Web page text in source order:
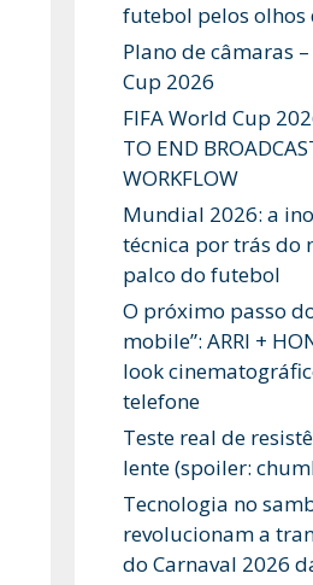
futebol pelos
Plano de câmaras
Cup 2026
FIFA World Cup
TO END
WORKFLOW
Mundial 2026: a
técnica por trás do
palco do futebol
O próximo passo
mobile”: ARRI +
look
telefone
Teste real de
lente (spoiler:
Tecnologia no
revolucionam a
do Carnaval 2026